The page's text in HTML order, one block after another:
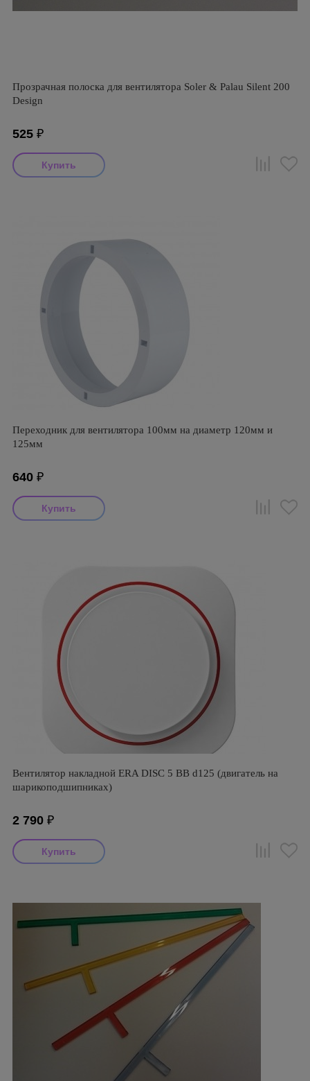
Прозрачная полоска для вентилятора Soler & Palau Silent 200
Design
525 ₽
Переходник для вентилятора 100мм на диаметр 120мм и
125мм
640 ₽
Вентилятор накладной ERA DISC 5 BB d125 (двигатель на
шарикоподшипниках)
2 790 ₽